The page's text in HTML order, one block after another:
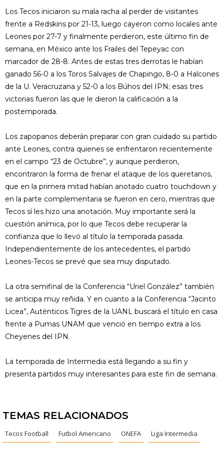
Los Tecos iniciaron su mala racha al perder de visitantes
frente a Redskins por 21-13, luego cayeron como locales ante
Leones por 27-7 y finalmente perdieron, este último fin de
semana, en México ante los Frailes del Tepeyac con
marcador de 28-8. Antes de estas tres derrotas le habían
ganado 56-0 a los Toros Salvajes de Chapingo, 8-0 a Halcones
de la U. Veracruzana y 52-0 a los Búhos del IPN; esas tres
victorias fueron las que le dieron la calificación a la
postemporada.
Los zapopanos deberán preparar con gran cuidado su partido
ante Leones, contra quienes se enfrentaron recientemente
en el campo “23 de Octubre”, y aunque perdieron,
encontraron la forma de frenar el ataque de los queretanos,
que en la primera mitad habían anotado cuatro touchdown y
en la parte complementaria se fueron en cero, mientras que
Tecos sí les hizo una anotación. Muy importante será la
cuestión anímica, por lo que Tecos debe recuperar la
confianza que lo llevó al título la temporada pasada.
Independientemente de los antecedentes, el partido
Leones-Tecos se prevé que sea muy disputado.
La otra semifinal de la Conferencia “Uriel González” también
se anticipa muy reñida. Y en cuanto a la Conferencia “Jacinto
Licea”, Auténticos Tigres de la UANL buscará el título en casa
frente a Pumas UNAM que venció en tiempo extra a los
Cheyenes del IPN.
La temporada de Intermedia está llegando a su fin y
presenta partidos muy interesantes para este fin de semana.
TEMAS RELACIONADOS
Tecos Football Futbol Americano ONEFA Liga Intermedia